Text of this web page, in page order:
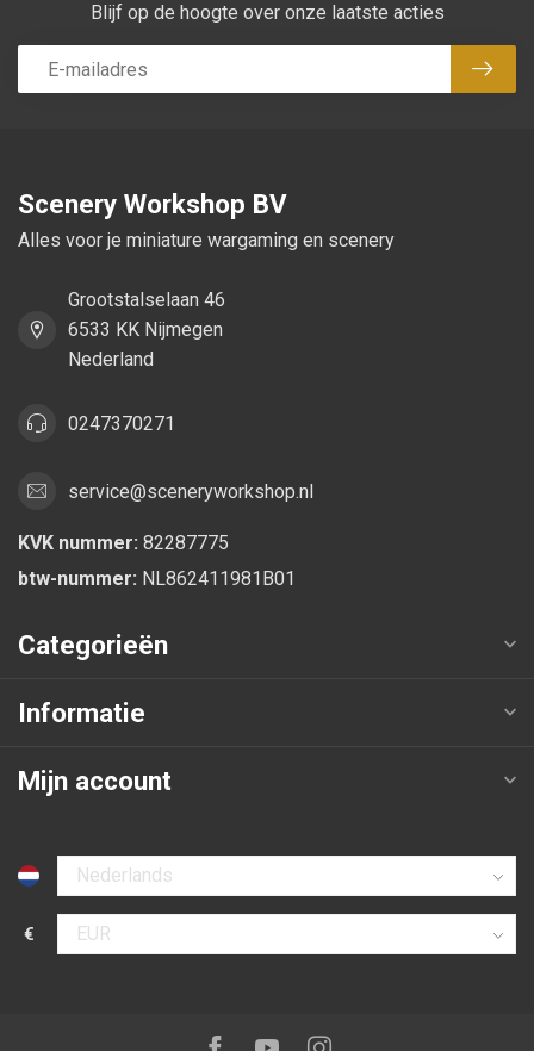
Blijf op de hoogte over onze laatste acties
Scenery Workshop BV
Alles voor je miniature wargaming en scenery
Grootstalselaan 46
6533 KK Nijmegen
Nederland
0247370271
service@sceneryworkshop.nl
KVK nummer: 82287775
btw-nummer: NL862411981B01
Categorieën
Informatie
Mijn account
Selecteer taal
€
Selecteer valuta
Volg ons op: